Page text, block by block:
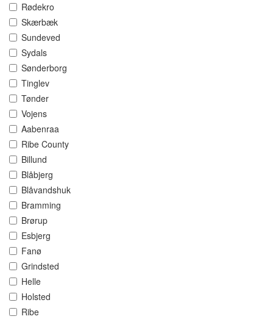
Rødekro
Skærbæk
Sundeved
Sydals
Sønderborg
Tinglev
Tønder
Vojens
Aabenraa
Ribe County
Billund
Blåbjerg
Blåvandshuk
Bramming
Brørup
Esbjerg
Fanø
Grindsted
Helle
Holsted
Ribe